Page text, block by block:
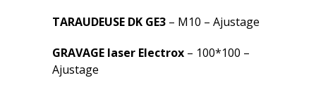
TARAUDEUSE DK GE3 – M10 – Ajustage
GRAVAGE laser Electrox – 100*100 –
Ajustage